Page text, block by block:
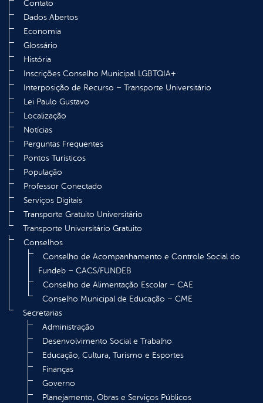
Contato
Dados Abertos
Economia
Glossário
História
Inscrições Conselho Municipal LGBTQIA+
Interposição de Recurso – Transporte Universitário
Lei Paulo Gustavo
Localização
Notícias
Perguntas Frequentes
Pontos Turísticos
População
Professor Conectado
Serviços Digitais
Transporte Gratuito Universitário
Transporte Universitário Gratuito
Conselhos
Conselho de Acompanhamento e Controle Social do
Fundeb – CACS/FUNDEB
Conselho de Alimentação Escolar – CAE
Conselho Municipal de Educação – CME
Secretarias
Administração
Desenvolvimento Social e Trabalho
Educação, Cultura, Turismo e Esportes
Finanças
Governo
Planejamento, Obras e Serviços Públicos